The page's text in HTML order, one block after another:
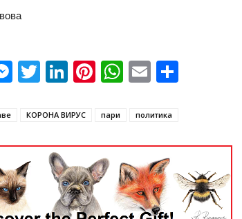
Messenger
Twitter
LinkedIn
Pinterest
WhatsApp
Email
КОРОНА ВИРУС пари политика